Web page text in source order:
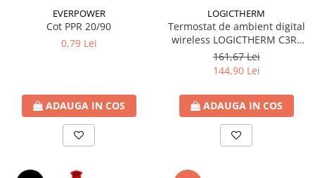
Boilere termoelectrice
Accesorii Boilere Tesy
Puffer 1 serpentina
Puffer 2 serpentine
Puffer cu serpentina pentru A.C.M.
Puffer pentru pompe de caldura
Aer conditionat
EVERPOWER
Cot PPR 20/90
0,79 Lei
ADAUGA IN COS
LOGICTHERM
Termostat de ambient digital
wireless LOGICTHERM C3RF
pentru controlul temperaturii
ambientale
161,67 Lei
144,90 Lei
ADAUGA IN COS